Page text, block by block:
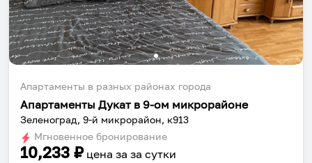
Апартаменты в разных районах города
Апартаменты Дукат в 9-ом микрорайоне
Зеленоград, 9-й микрорайон, к913
Мгновенное бронирование
10,233 ₽ цена за за сутки